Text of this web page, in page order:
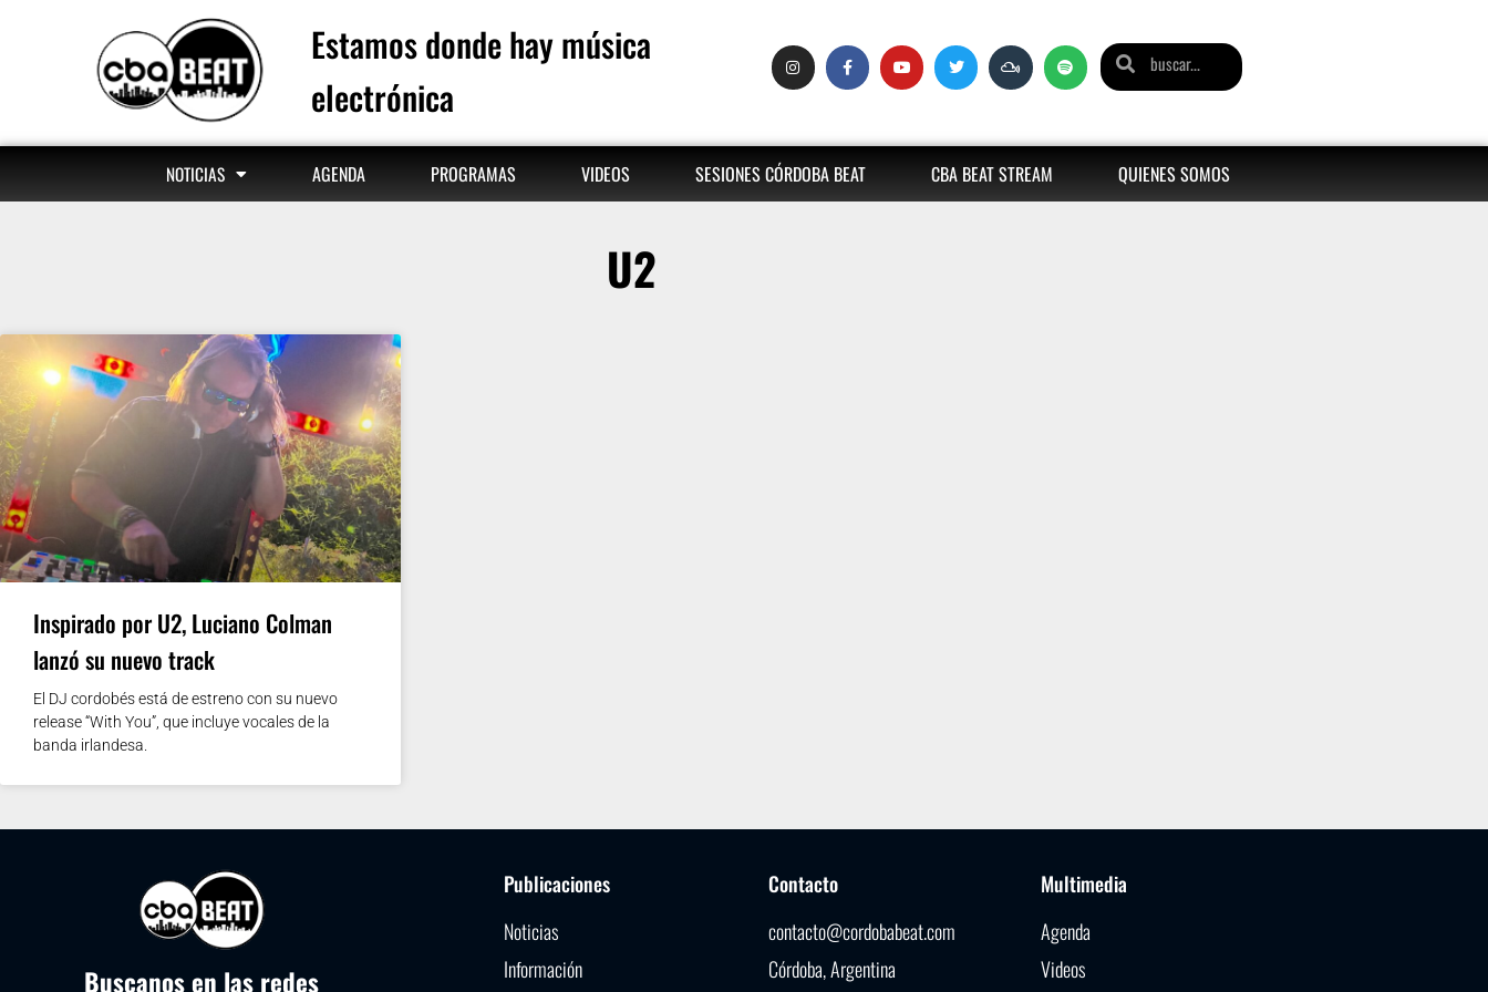
Estamos donde hay música
electrónica
NOTICIAS AGENDA PROGRAMAS VIDEOS SESIONES CÓRDOBA BEAT CBA BEAT STREAM QUIENES SOMOS
U2
Inspirado por U2, Luciano Colman
lanzó su nuevo track
El DJ cordobés está de estreno con su nuevo
release “With You”, que incluye vocales de la
banda irlandesa.
Buscanos en las redes
Publicaciones
Noticias
Información
Contacto
contacto@cordobabeat.com
Córdoba, Argentina
Multimedia
Agenda
Videos